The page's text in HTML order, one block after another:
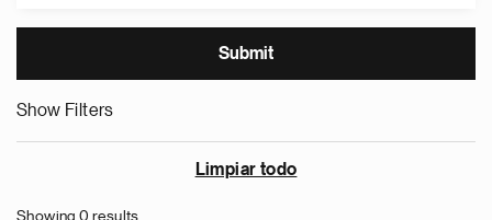
Show Filters
Limpiar todo
Showing 0 results